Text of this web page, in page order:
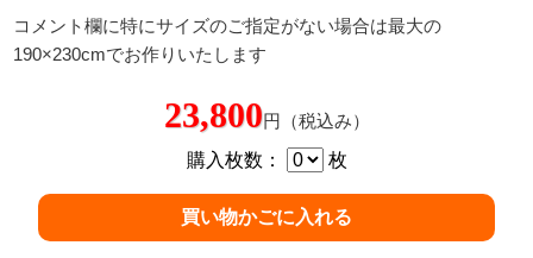
コメント欄に特にサイズのご指定がない場合は最大の
190×230cmでお作りいたします
23,800円（税込み）
購入枚数：
枚